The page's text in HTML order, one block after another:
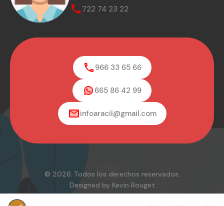
722 74 23 22
966 33 65 66
665 86 42 99
infoaracil@gmail.com
© 2026. Todos los derechos reservados.
Designed by Kevin Rouget